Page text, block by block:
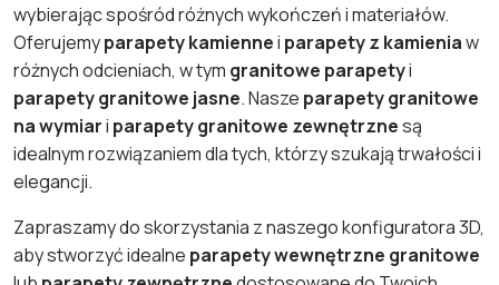
wybierając spośród różnych wykończeń i materiałów.
Oferujemyparapety kamiennei parapety z kamieniaw
różnych odcieniach, w tym granitowe parapetyi
parapety granitowe jasne. Nasze parapety granitowe
na wymiari parapety granitowe zewnętrznesą
idealnym rozwiązaniem dla tych, którzy szukają trwałości i
elegancji.
Zapraszamy do skorzystania z naszego konfiguratora 3D,
aby stworzyć idealne parapety wewnętrzne granitowe